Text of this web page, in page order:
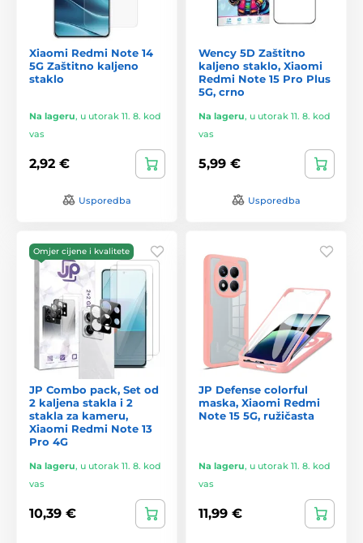
Xiaomi Redmi Note 14
5G Zaštitno kaljeno
staklo
Na lageru, u utorak 11. 8. kod
vas
2,92 €
Usporedba
Wency 5D Zaštitno
kaljeno staklo, Xiaomi
Redmi Note 15 Pro Plus
5G, crno
Na lageru, u utorak 11. 8. kod
vas
5,99 €
Usporedba
Omjer cijene i kvalitete
JP Combo pack, Set od
2 kaljena stakla i 2
stakla za kameru,
Xiaomi Redmi Note 13
Pro 4G
Na lageru, u utorak 11. 8. kod
vas
10,39 €
JP Defense colorful
maska, Xiaomi Redmi
Note 15 5G, ružičasta
Na lageru, u utorak 11. 8. kod
vas
11,99 €